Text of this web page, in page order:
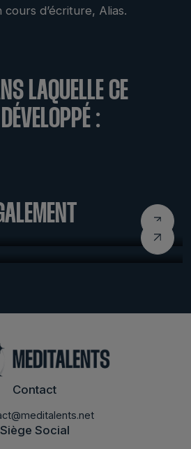
d’écriture, Alias.
LAQUELLE CE
:
Contact
Siège Social